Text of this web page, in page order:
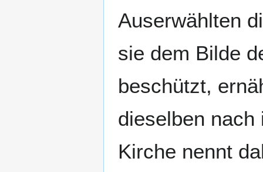
Auserwählten
sie dem Bilde
beschützt,
dieselben
Kirche nennt